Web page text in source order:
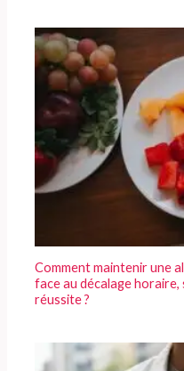
Comment maintenir une
face au décalage
réussite ?